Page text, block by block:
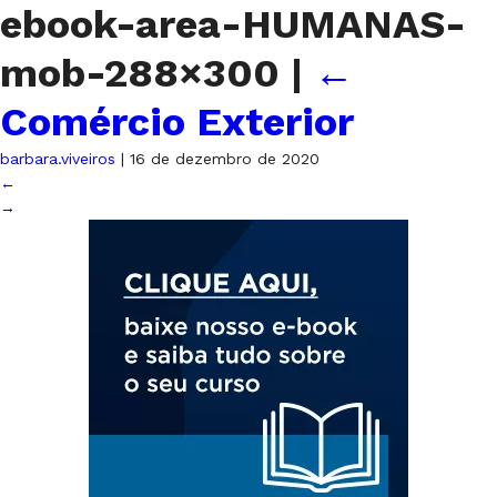
ebook-area-HUMANAS-
mob-288×300 | ←
Comércio Exterior
barbara.viveiros | 16 de dezembro de 2020
←
→